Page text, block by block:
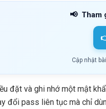
📢 Tham
Cập nhật
đặt và ghi nhớ một mật
đổi pass liên tục mà chỉ